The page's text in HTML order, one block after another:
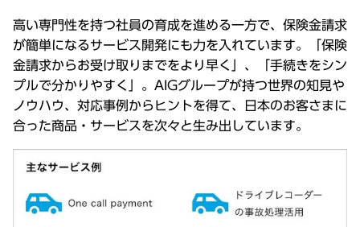
高い専門性を持つ社員の育成を進める一方で、保険金請求
が簡単になるサービス開発にも力を入れています。「保険
金請求からお受け取りまでをより早く」、「手続きをシン
プルで分かりやすく」。AIGグループが持つ世界の知見や
ノウハウ、対応事例からヒントを得て、日本のお客さまに
合った商品・サービスを次々と生み出しています。